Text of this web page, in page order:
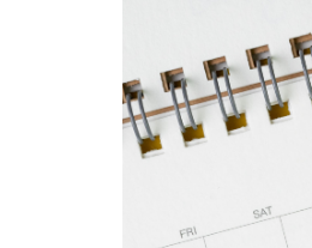
Pamplona
del
27